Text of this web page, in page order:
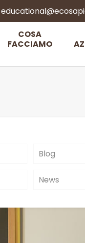
COSA
FACCIAMO
Blog
News